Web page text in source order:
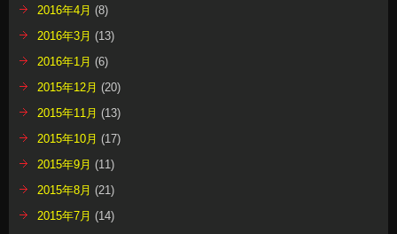
2016年4月 (8)
2016年3月 (13)
2016年1月 (6)
2015年12月 (20)
2015年11月 (13)
2015年10月 (17)
2015年9月 (11)
2015年8月 (21)
2015年7月 (14)